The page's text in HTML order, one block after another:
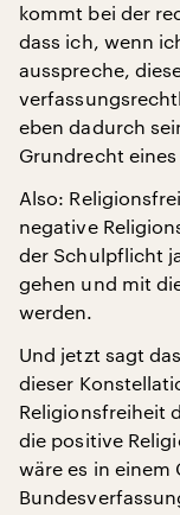
kommt bei der
dass ich, wenn
ausspreche,
eben dadurch
Grundrecht
Also:
negative
der Schulpflicht
gehen und mit
werden.
Und jetzt sagt
dieser
Religionsfreiheit
die positive
wäre es in einem